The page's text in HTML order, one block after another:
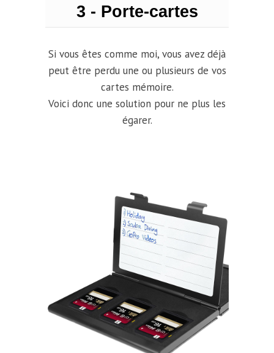
3 - Porte-cartes
Si vous êtes comme moi, vous avez déjà
peut être perdu une ou plusieurs de vos
cartes mémoire.
Voici donc une solution pour ne plus les
égarer.